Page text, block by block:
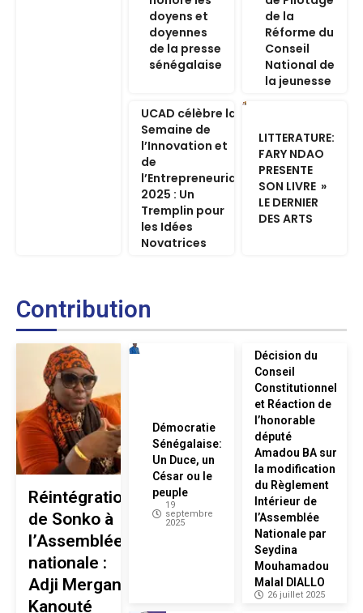
doyens et
doyennes
de la presse
sénégalaise
de la
Réforme du
Conseil
National de
la jeunesse
UCAD célèbre la
Semaine de
l’Innovation et
de
l’Entrepreneuriat
2025 : Un
Tremplin pour
les Idées
Novatrices
LITTERATURE:
FARY NDAO
PRESENTE
SON LIVRE »
LE DERNIER
DES ARTS
Contribution
Réintégration
de Sonko à
l’Assemblée
nationale :
Adji Mergane
Kanouté
Démocratie
Sénégalaise:
Un Duce, un
César ou le
peuple
19
septembre
2025
Décision du
Conseil
Constitutionnel
et Réaction de
l’honorable
député
Amadou BA sur
la modification
du Règlement
Intérieur de
l’Assemblée
Nationale par
Seydina
Mouhamadou
Malal DIALLO
26 juillet 2025